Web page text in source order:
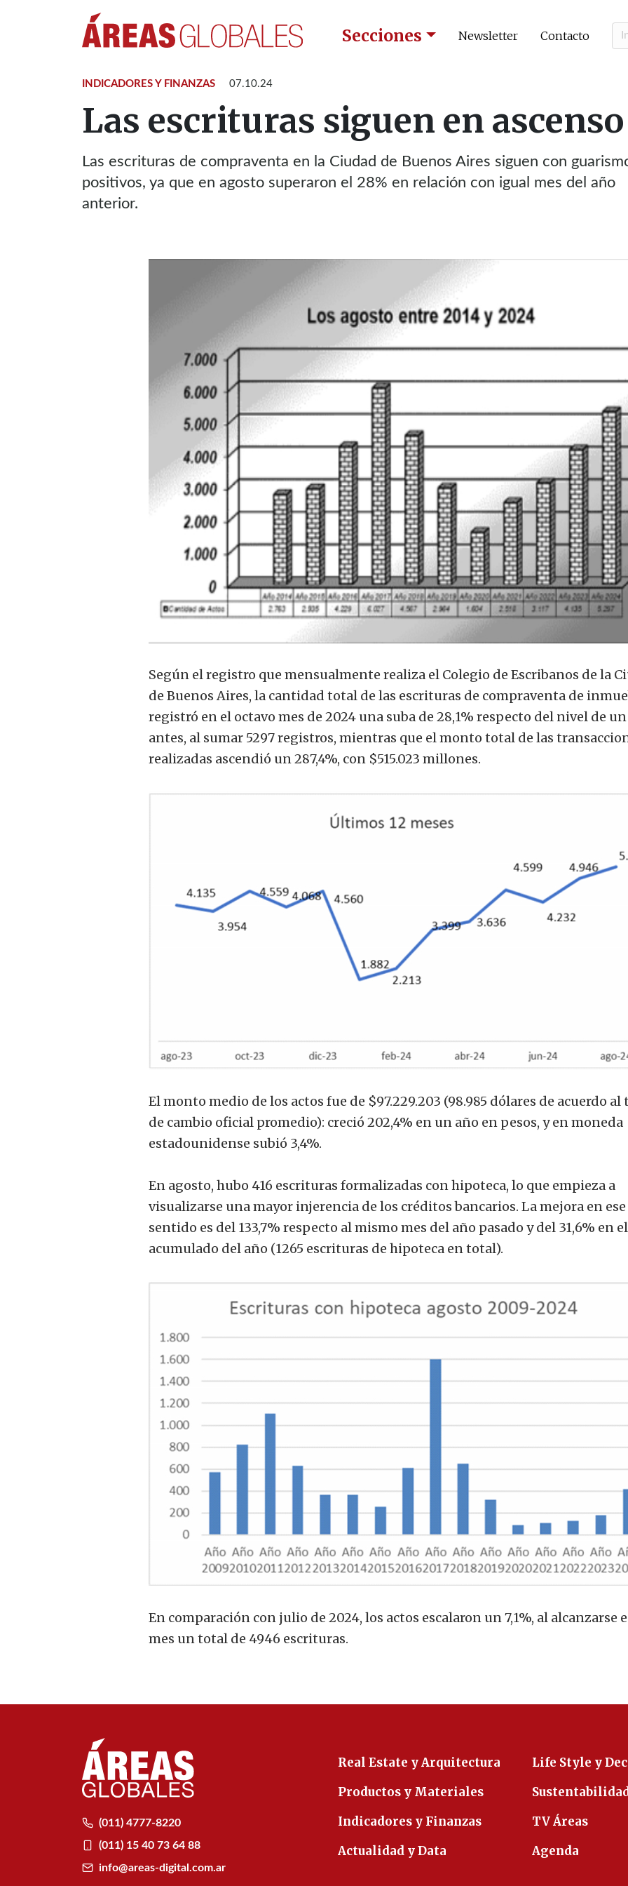
Secciones Newsletter Contacto
INDICADORES Y FINANZAS 07.10.24
Las escrituras siguen en ascenso
Las escrituras de compraventa en la Ciudad de Buenos Aires siguen con
positivos, ya que en agosto superaron el 28% en relación con igual mes del año
anterior.
Según el registro que mensualmente realiza el Colegio de Escribanos de la
de Buenos Aires, la cantidad total de las escrituras de compraventa de
registró en el octavo mes de 2024 una suba de 28,1% respecto del nivel de
antes, al sumar 5297 registros, mientras que el monto total de las
realizadas ascendió un 287,4%, con $515.023 millones.
El monto medio de los actos fue de $97.229.203 (98.985 dólares de acuerdo al
de cambio oficial promedio): creció 202,4% en un año en pesos, y en moneda
estadounidense subió 3,4%.
En agosto, hubo 416 escrituras formalizadas con hipoteca, lo que empieza a
visualizarse una mayor injerencia de los créditos bancarios. La mejora en ese
sentido es del 133,7% respecto al mismo mes del año pasado y del 31,6% en el
acumulado del año (1265 escrituras de hipoteca en total).
En comparación con julio de 2024, los actos escalaron un 7,1%, al alcanzarse
mes un total de 4946 escrituras.
(011) 4777-8220
(011) 15 40 73 64 88
info@areas-digital.com.ar
Real Estate y Arquitectura
Productos y Materiales
Indicadores y Finanzas
Actualidad y Data
Life Style y
TV Áreas
Agenda